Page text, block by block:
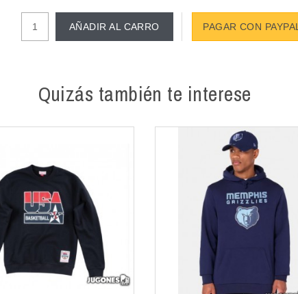
AÑADIR AL CARRO PAGAR CON
Quizás también te interese